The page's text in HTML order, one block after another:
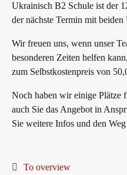
Ukrainisch B2 Schule ist der
der nächste Termin mit
Wir freuen uns, wenn unser
besonderen Zeiten helfen
zum Selbstkostenpreis von
Noch haben wir einige Plätze
auch Sie das Angebot in
Sie weitere Infos und den
To overview